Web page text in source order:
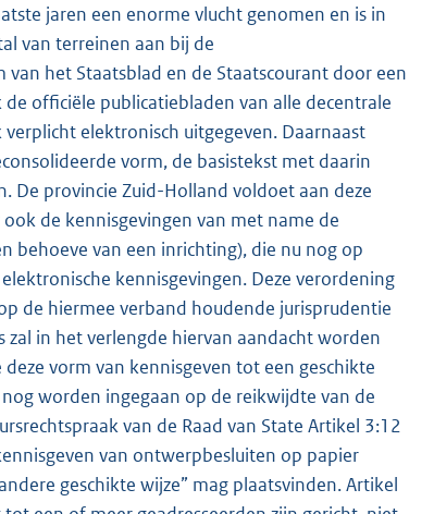
jaren een enorme vlucht genomen en is in
van terreinen aan bij de
het Staatsblad en de Staatscourant door een
officiële publicatiebladen van alle decentrale
elektronisch uitgegeven. Daarnaast
vorm, de basistekst met daarin
De provincie Zuid-Holland voldoet aan deze
de kennisgevingen van met name de
behoeve van een inrichting), die nu nog op
kennisgevingen. Deze verordening
de hiermee verband houdende jurisprudentie
zal in het verlengde hiervan aandacht worden
vorm van kennisgeven tot een geschikte
worden ingegaan op de reikwijdte van de
van de Raad van State Artikel 3:12
van ontwerpbesluiten op papier
geschikte wijze” mag plaatsvinden. Artikel